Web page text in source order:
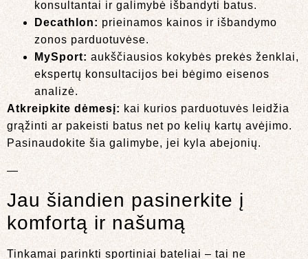
konsultantai ir galimybė išbandyti batus.
Decathlon: prieinamos kainos ir išbandymo
zonos parduotuvėse.
MySport: aukščiausios kokybės prekės ženklai,
ekspertų konsultacijos bei bėgimo eisenos
analizė.
Atkreipkite dėmesį: kai kurios parduotuvės leidžia
grąžinti ar pakeisti batus net po kelių kartų avėjimo.
Pasinaudokite šia galimybe, jei kyla abejonių.
—
Jau šiandien pasinerkite į
komfortą ir našumą
Tinkamai parinkti sportiniai bateliai – tai ne